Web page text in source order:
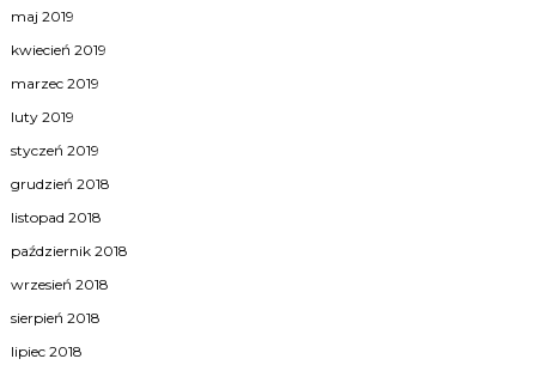
maj 2019
kwiecień 2019
marzec 2019
luty 2019
styczeń 2019
grudzień 2018
listopad 2018
październik 2018
wrzesień 2018
sierpień 2018
lipiec 2018